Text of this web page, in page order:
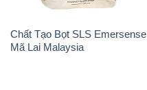
Chất Tạo Bọt SLS Emersense
Mã Lai Malaysia